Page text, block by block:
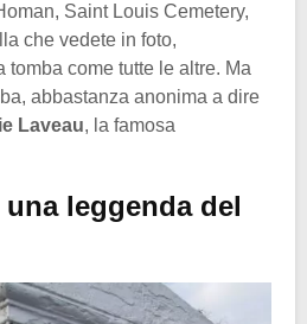
Saint Louis Cemetery,
che vedete in foto,
tomba come tutte le altre. Ma
abbastanza anonima a dire
Laveau, la famosa
una leggenda del